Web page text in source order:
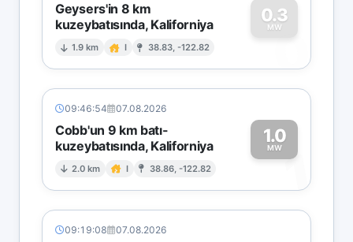
Geysers'in 8 km
kuzeybatısında, Kaliforniya
1.9 km I 38.83, -122.82
0.3
MW
0
09:46:54 07.08.2026
Cobb'un 9 km batı-
kuzeybatısında, Kaliforniya
2.0 km I 38.86, -122.82
1.0
MW1
09:19:08 07.08.2026